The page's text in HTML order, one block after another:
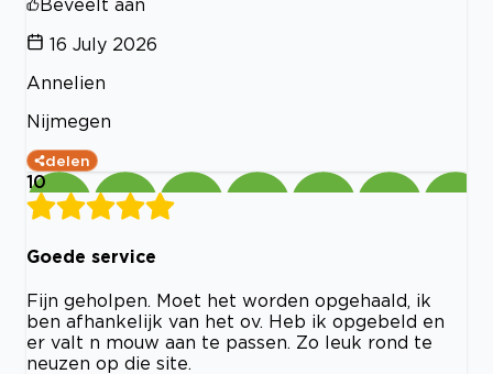
Beveelt aan
16 July 2026
Annelien
Nijmegen
delen
10
Goede service
Fijn geholpen. Moet het worden opgehaald, ik
ben afhankelijk van het ov. Heb ik opgebeld en
er valt n mouw aan te passen. Zo leuk rond te
neuzen op die site.